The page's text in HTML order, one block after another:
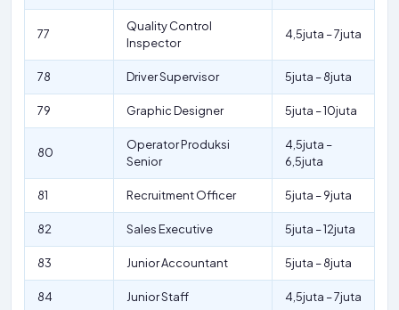
77
Quality Control
Inspector
4,5juta – 7juta
78 Driver Supervisor 5juta – 8juta
79 Graphic Designer 5juta – 10juta
80
Operator Produksi
Senior
4,5juta –
6,5juta
81 Recruitment Officer 5juta – 9juta
82 Sales Executive 5juta – 12juta
83 Junior Accountant 5juta – 8juta
84 Junior Staff 4,5juta – 7juta